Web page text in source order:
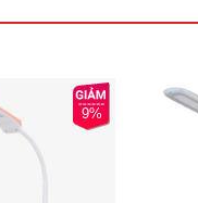
9%